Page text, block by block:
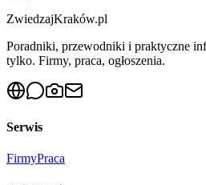
ZwiedzajKraków.pl
Poradniki, przewodniki i praktyczne
tylko. Firmy, praca, ogłoszenia.
Serwis
FirmyPraca